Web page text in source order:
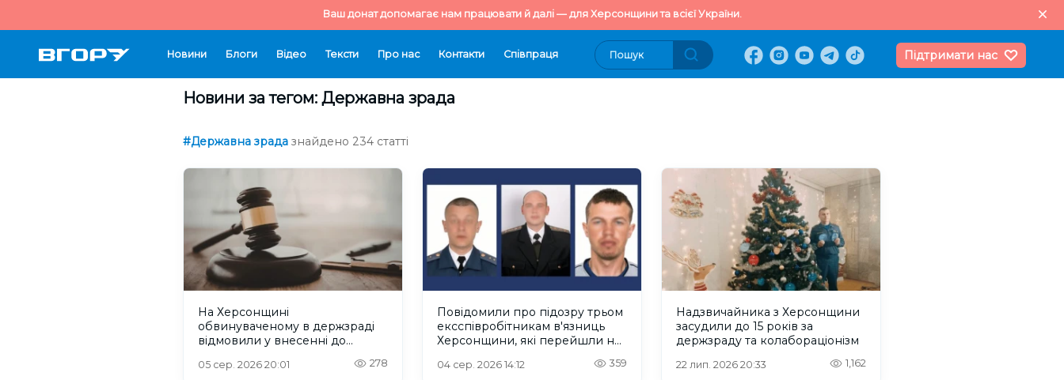
Ваш донат допомагає нам працювати й далі — для Херсонщини та всієї України.
Новини Блоги Відео Тексти Про нас Контакти Cпівпраця Підтримати нас
Новини за тегом: Державна зрада
#Державна зрада знайдено 234 статті
На Херсонщині
обвинуваченому в держзраді
відмовили у внесенні до
05 сер. 2026 20:01 278
Повідомили про підозру трьом
ексспівробітникам в'язниць
Херсонщини, які перейшли на
04 сер. 2026 14:12 359
Надзвичайника з Херсонщини
засудили до 15 років за
держзраду та колабораціонізм
22 лип. 2026 20:33 1,162